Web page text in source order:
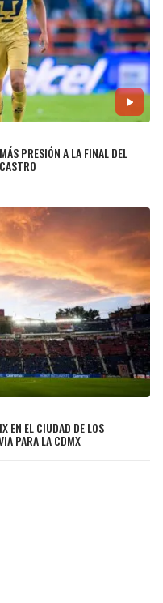
PRESIÓN A LA FINAL DEL
EN EL CIUDAD DE LOS
PARA LA CDMX